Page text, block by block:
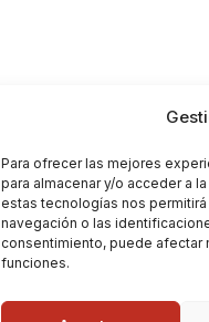
Para ofrecer las mejores
para almacenar y/o acceder a
estas tecnologías nos
navegación o las
consentimiento, puede afectar
funciones.